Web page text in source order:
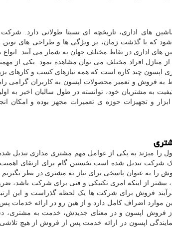
های اداری، تاریخچه ای نسبتا طولانی دارد.
که با گذشت زمان، بر ویژگی ها و طراحی های نوین
های اداری در نقاط مختلف جهان به شمار می آیند. انواع
منازل افراد مختلف می توان مشاهده نمود. یکی از
اپسون چند کاره است که همه نیازهای کسب و کارهای
به فروش و تعمیر محصولات اپسون به کاربران گرامی
به مشتریان خود، توانسته در طول سالیان اخیر به
و تجهیزات حوزه ی تعمیرات مجهز بوده و امکان
را میزند به یکی از عوامل مهم مشتری مداری
یک شرکت تبدیل شده است.نخستین گام برای ارتقای
به عنوان پاسخی برای نیاز به مشتری در نظر
از اینکه امری تکنیکی و فنی برای شرکت باشد،
فرآیند فروش برای شرکت ها یک لحظه گذراست و این
این موارد اضراف کامل دارد و از هین رو در ارائه
فروش اپسون و در معنای جدیدش، خدمت به مشتری،
اپسون در ارائه خدمت پس از فروش از هیچ